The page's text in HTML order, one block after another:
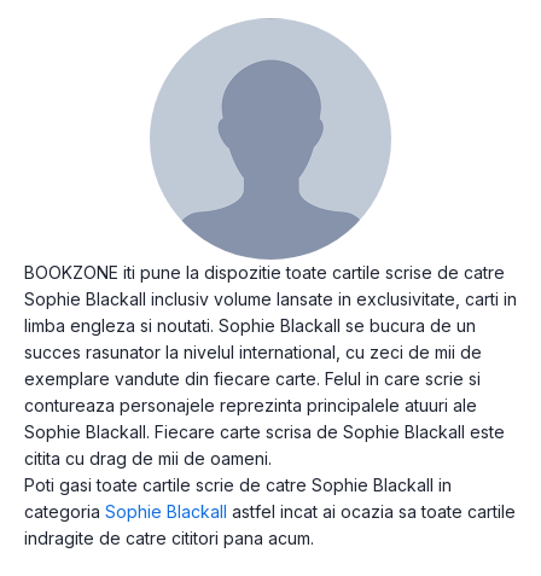
BOOKZONE iti pune la dispozitie toate cartile scrise de catre
Sophie Blackall inclusiv volume lansate in exclusivitate, carti in
limba engleza si noutati. Sophie Blackall se bucura de un
succes rasunator la nivelul international, cu zeci de mii de
exemplare vandute din fiecare carte. Felul in care scrie si
contureaza personajele reprezinta principalele atuuri ale
Sophie Blackall. Fiecare carte scrisa de Sophie Blackall este
citita cu drag de mii de oameni.
Poti gasi toate cartile scrie de catre Sophie Blackall in
categoria Sophie Blackall astfel incat ai ocazia sa toate cartile
indragite de catre cititori pana acum.